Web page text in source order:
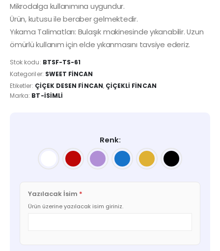
Mikrodalga kullanımına uygundur.
Ürün, kutusu ile beraber gelmektedir.
Yıkama Talimatları: Bulaşık makinesinde yıkanabilir. Uzun
ömürlü kullanım için elde yıkanmasını tavsiye ederiz.
Stok kodu: BTSF-TS-61
Kategoriler: SWEET FINCAN
Etiketler: ÇIÇEK DESEN FINCAN, ÇIÇEKLI FINCAN
Marka: BT-İSIMLI
Renk
Yazılacak İsim *
Ürün üzerine yazılacak isim giriniz.